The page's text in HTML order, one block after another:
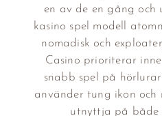
en av de en gång och
kasino spel modell
nomadisk och
Casino prioriterar
snabb spel på
använder tung ikon och
utnyttja på både